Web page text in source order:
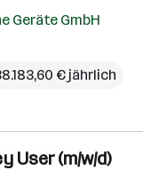
Geräte GmbH
€ jährlich
User (m/w/d)